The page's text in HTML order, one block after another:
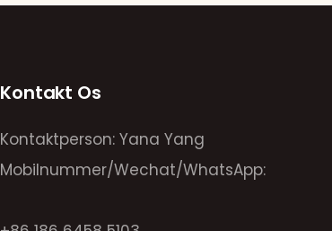
Kontakt Os
Kontaktperson: Yana Yang
Mobilnummer/Wechat/WhatsApp: